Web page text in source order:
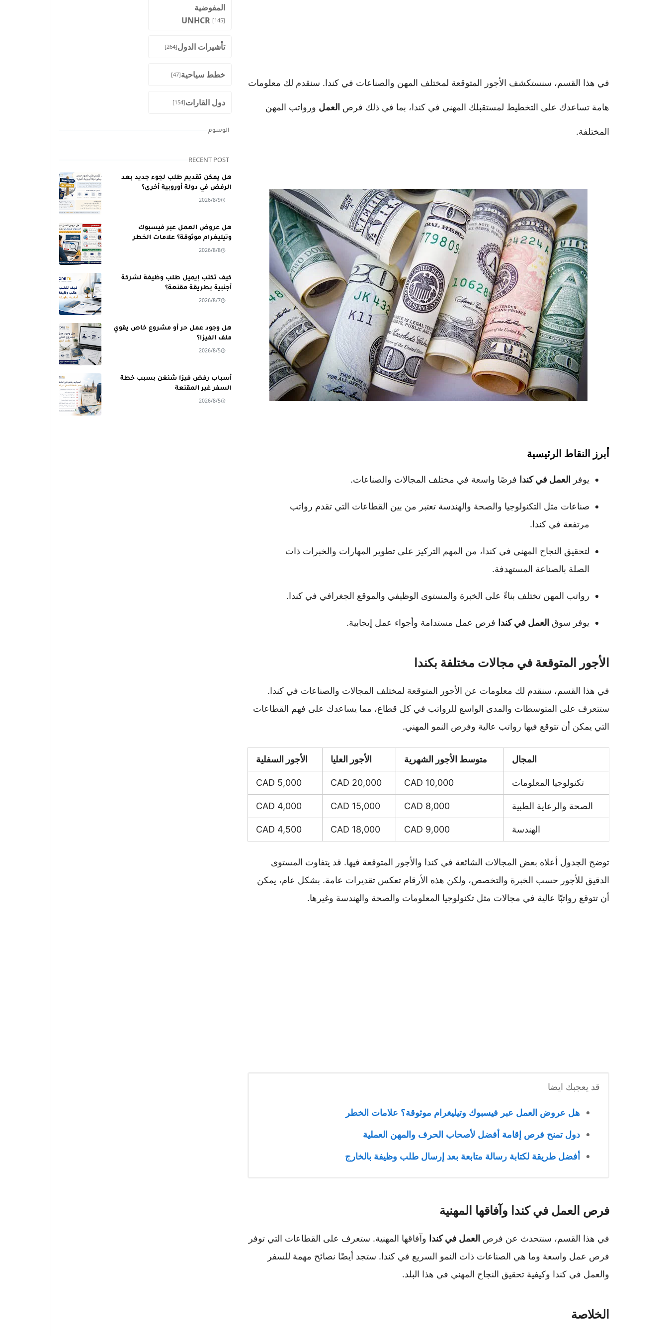
في هذا القسم، سنستكشف الأجور المتوقعة لمختلف المهن والصناعات في كندا. سنقدم لك معلومات
هامة تساعدك على التخطيط لمستقبلك المهني في كندا، بما في ذلك فرص العمل ورواتب المهن
المختلفة.
أبرز النقاط الرئيسية
يوفر العمل في كندا فرصًا واسعة في مختلف المجالات والصناعات.
صناعات مثل التكنولوجيا والصحة والهندسة تعتبر من بين القطاعات التي تقدم رواتب
مرتفعة في كندا.
لتحقيق النجاح المهني في كندا، من المهم التركيز على تطوير المهارات والخبرات ذات
الصلة بالصناعة المستهدفة.
رواتب المهن تختلف بناءً على الخبرة والمستوى الوظيفي والموقع الجغرافي في كندا.
يوفر سوق العمل في كندا فرص عمل مستدامة وأجواء عمل إيجابية.
الأجور المتوقعة في مجالات مختلفة بكندا
في هذا القسم، سنقدم لك معلومات عن الأجور المتوقعة لمختلف المجالات والصناعات في كندا.
ستتعرف على المتوسطات والمدى الواسع للرواتب في كل قطاع، مما يساعدك على فهم القطاعات
التي يمكن أن تتوقع فيها رواتب عالية وفرص النمو المهني.
المجال متوسط الأجور الشهرية الأجور العليا الأجور السفلية
تكنولوجيا المعلومات 10,000 CAD
20,000 CAD
5,000 CAD
الصحة والرعاية الطبية 8,000 CAD
15,000 CAD
4,000 CAD
الهندسة 9,000 CAD
18,000 CAD
4,500 CAD
توضح الجدول أعلاه بعض المجالات الشائعة في كندا والأجور المتوقعة فيها. قد يتفاوت المستوى
الدقيق للأجور حسب الخبرة والتخصص، ولكن هذه الأرقام تعكس تقديرات عامة. بشكل عام، يمكن
أن تتوقع رواتبًا عالية في مجالات مثل تكنولوجيا المعلومات والصحة والهندسة وغيرها.
قد يعجبك ايضا
هل عروض العمل عبر فيسبوك وتيليغرام موثوقة؟ علامات الخطر
دول تمنح فرص إقامة أفضل لأصحاب الحرف والمهن العملية
أفضل طريقة لكتابة رسالة متابعة بعد إرسال طلب وظيفة بالخارج
فرص العمل في كندا وآفاقها المهنية
في هذا القسم، سنتحدث عن فرص العمل في كندا وآفاقها المهنية. ستعرف على القطاعات التي توفر
فرص عمل واسعة وما هي الصناعات ذات النمو السريع في كندا. ستجد أيضًا نصائح مهمة للسفر
والعمل في كندا وكيفية تحقيق النجاح المهني في هذا البلد.
الخلاصة
المفوضية
UNHCR [145]
تأشيرات الدول[264]
خطط سياحية[47]
دول القارات[154]
الوسوم
RECENT POST
هل يمكن تقديم طلب لجوء جديد بعد
الرفض في دولة أوروبية أخرى؟
2026/8/9
هل عروض العمل عبر فيسبوك
وتيليغرام موثوقة؟ علامات الخطر
2026/8/8
كيف تكتب إيميل طلب وظيفة لشركة
أجنبية بطريقة مقنعة؟
2026/8/7
هل وجود عمل حر أو مشروع خاص يقوي
ملف الفيزا؟
2026/8/5
أسباب رفض فيزا شنغن بسبب خطة
السفر غير المقنعة
2026/8/5